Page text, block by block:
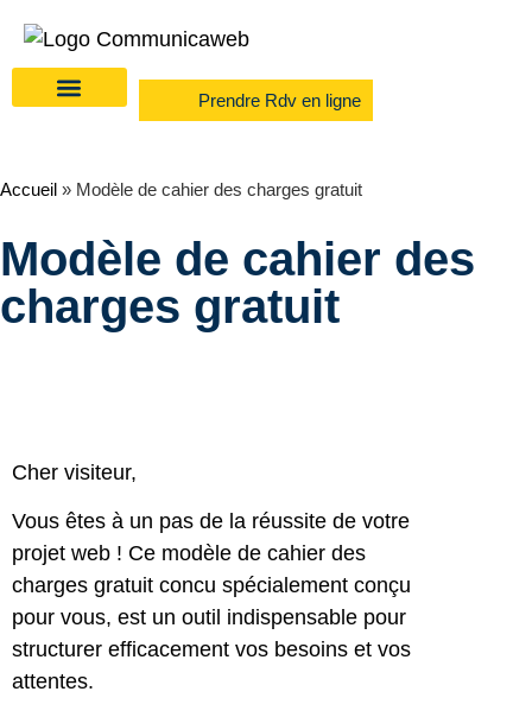
Prendre Rdv en ligne
Accueil » Modèle de cahier des charges gratuit
Modèle de cahier des
charges gratuit
Cher visiteur,
Vous êtes à un pas de la réussite de votre
projet web ! Ce modèle de cahier des
charges gratuit concu spécialement conçu
pour vous, est un outil indispensable pour
structurer efficacement vos besoins et vos
attentes.